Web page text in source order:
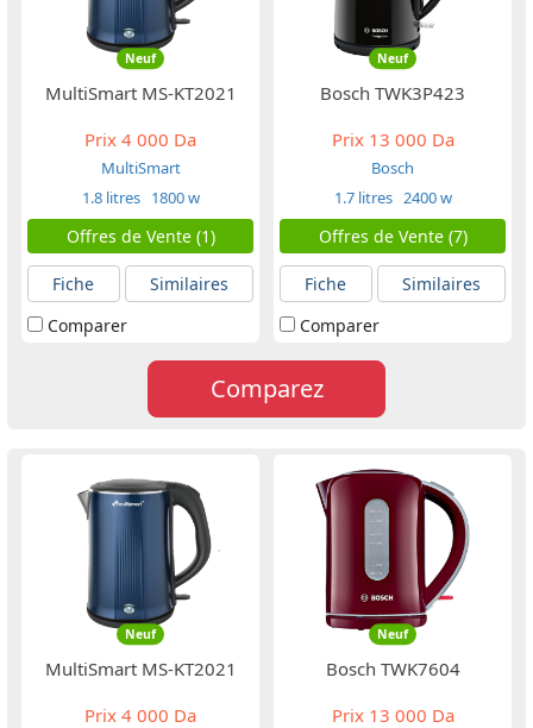
Neuf
MultiSmart MS-KT2021
Prix 4 000 Da
MultiSmart
1.8 litres 1800 w
Offres de Vente (1)
Fiche
Similaires
Comparer
Neuf
Bosch TWK3P423
Prix13 000 Da
Bosch
1.7 litres 2400 w
Offres de Vente (7)
Fiche
Similaires
Comparer
Comparez
Neuf
MultiSmart MS-KT2021
Prix 4 000 Da
Neuf
Bosch TWK7604
Prix13 000 Da